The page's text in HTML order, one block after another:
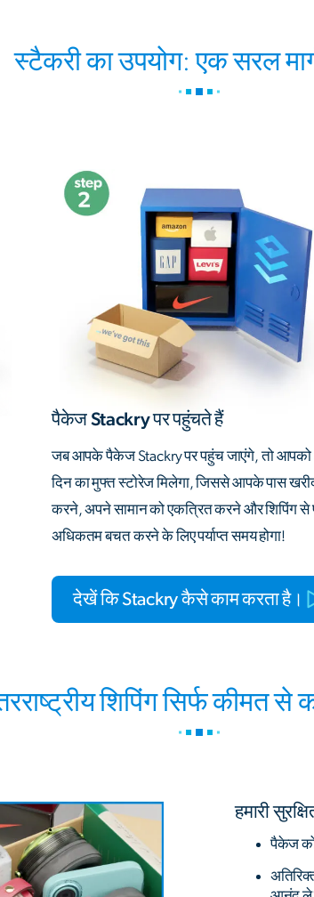
स्टैकरी का उपयोग: एक सरल
पैकेज Stackry पर पहुंचते हैं
जब आपके पैकेज Stackry पर पहुंच जाएंगे, तो
दिन का मुफ्त स्टोरेज मिलेगा, जिससे आपके पास
करने, अपने सामान को एकत्रित करने और शिपिंग से
अधिकतम बचत करने के लिए पर्याप्त समय होगा!
देखें कि Stackry कैसे काम करता है।
शिपिंग सिर्फ कीमत से
हमारी
पैकेज